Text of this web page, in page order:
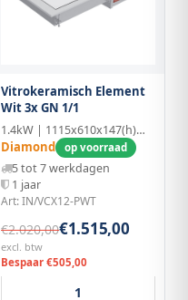
Vitrokeramisch Element
Wit 3x GN 1/1
1.4kW | 1115x610x147(h)mm | 3x GN 1/1
Diamond op voorraad
5 tot 7 werkdagen
1 jaar
Art: IN/VCX12-PWT
€2.020,00€1.515,00
excl. btw
Bespaar €505,00